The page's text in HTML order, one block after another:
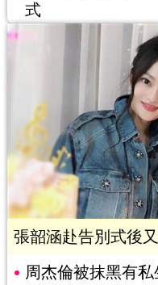
式
張韶涵赴告別式後
周杰倫被抹黑有